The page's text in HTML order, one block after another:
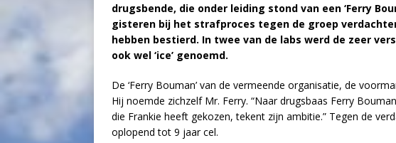
drugsbende, die onder leiding stond van een ‘Ferry
gisteren bij het strafproces tegen de groep
hebben bestierd. In twee van de labs werd de zeer
ook wel ‘ice’ genoemd.
De ‘Ferry Bouman’ van de vermeende organisatie, de
Hij noemde zichzelf Mr. Ferry. “Naar drugsbaas Ferry
die Frankie heeft gekozen, tekent zijn ambitie.” Tegen de
oplopend tot 9 jaar cel.